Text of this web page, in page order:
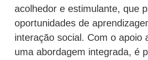
acolhedor e estimulante, que
oportunidades de
interação social. Com o apoio
uma abordagem integrada, é